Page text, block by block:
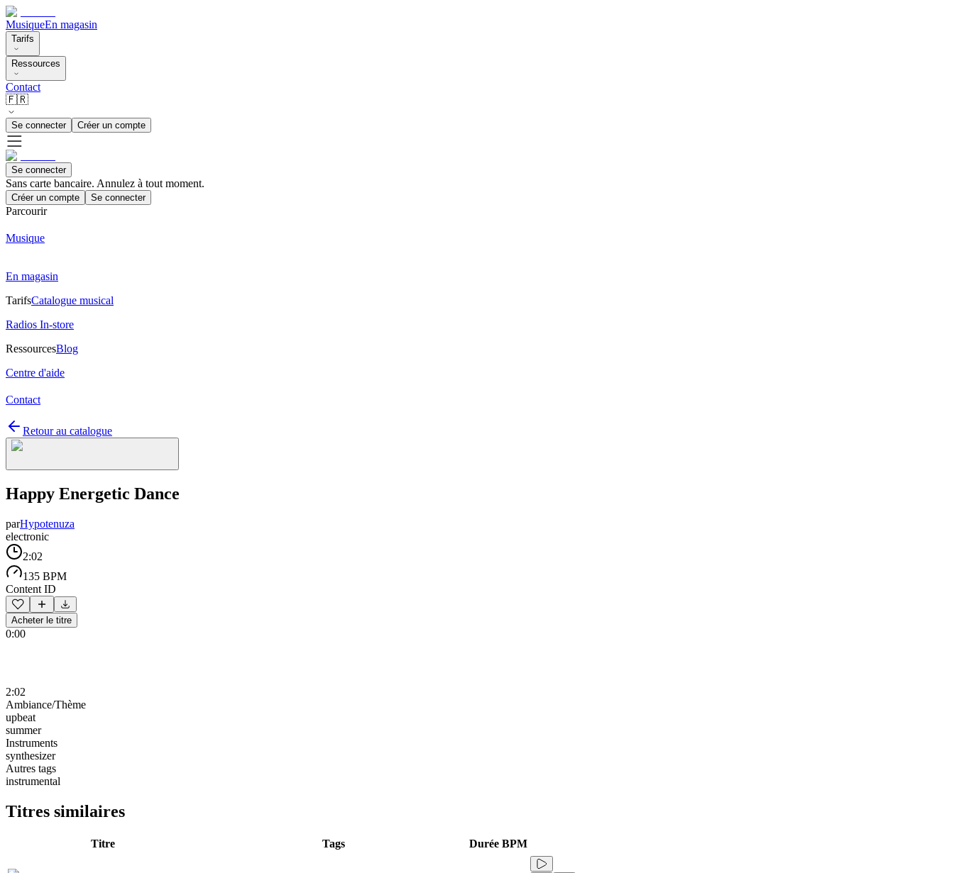
MusiqueEn magasin
Tarifs
Ressources
Contact
🇫🇷
Se connecter Créer un compte
Se connecter
Sans carte bancaire. Annulez à tout moment.
Créer un compte Se connecter
Parcourir
Musique
En magasin
TarifsCatalogue musical
Radios In-store
RessourcesBlog
Centre d'aide
Contact
Retour au catalogue
Happy Energetic Dance
parHypotenuza
electronic
2:02
135 BPM
Content ID
Acheter le titre
0:00
2:02
Ambiance/Thème
upbeat
summer
Instruments
synthesizer
Autres tags
instrumental
Titres similaires
Titre Tags Durée BPM